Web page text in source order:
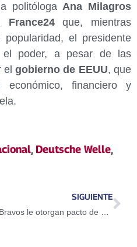
politólogaAna Milagros
France24que, mientras
popularidad, el presidente
el poder, a pesar de las
elgobierno de EEUU, que
económico, financiero y
, Deutsche Welle,
SIGUIENTE